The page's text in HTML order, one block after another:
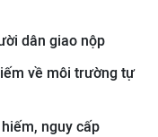
dân giao nộp
về môi trường tự
nguy cấp